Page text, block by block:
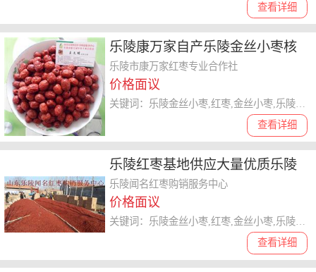
查看详细
乐陵康万家自产乐陵金丝小枣核
小肉厚供应全国
乐陵市康万家红枣专业合作社
价格面议
查看详细
乐陵红枣基地供应大量优质乐陵
金丝小枣
乐陵闻名红枣购销服务中心
价格面议
查看详细